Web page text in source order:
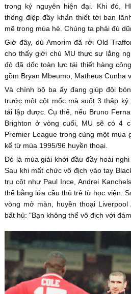
trong kỷ nguyên hiện đại. Khi đó,
thông điệp đầy khẩn thiết tới ban
mẽ trong mùa hè. Chúng ta phải đủ
Giờ đây, dù Amorim đã rời Old
cho thấy giới chủ MU thực sự lắng
đỏ đã dốc toàn lực tái thiết hàng
gồm Bryan Mbeumo, Matheus Cunha
Và chính bộ ba ấy đang giúp đội
trước một cột mốc mà suốt 3 thập
tái lập được. Cụ thể, nếu Bruno
Brighton ở vòng cuối, MU sẽ có 4
Premier League trong cùng một
kể từ mùa 1995/96 huyền thoại.
Đó là mùa giải khởi đầu đầy hoài
Sau khi mất chức vô địch vào tay
trụ cột như Paul Ince, Andrei
thế bằng lứa cầu thủ trẻ từ học viện.
vòng mở màn, huyền thoại
bất hủ: "Bạn không thể vô địch với